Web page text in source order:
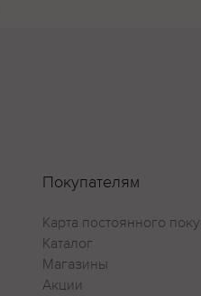
Покупателям
Карта постоянного
Каталог
Магазины
Акции